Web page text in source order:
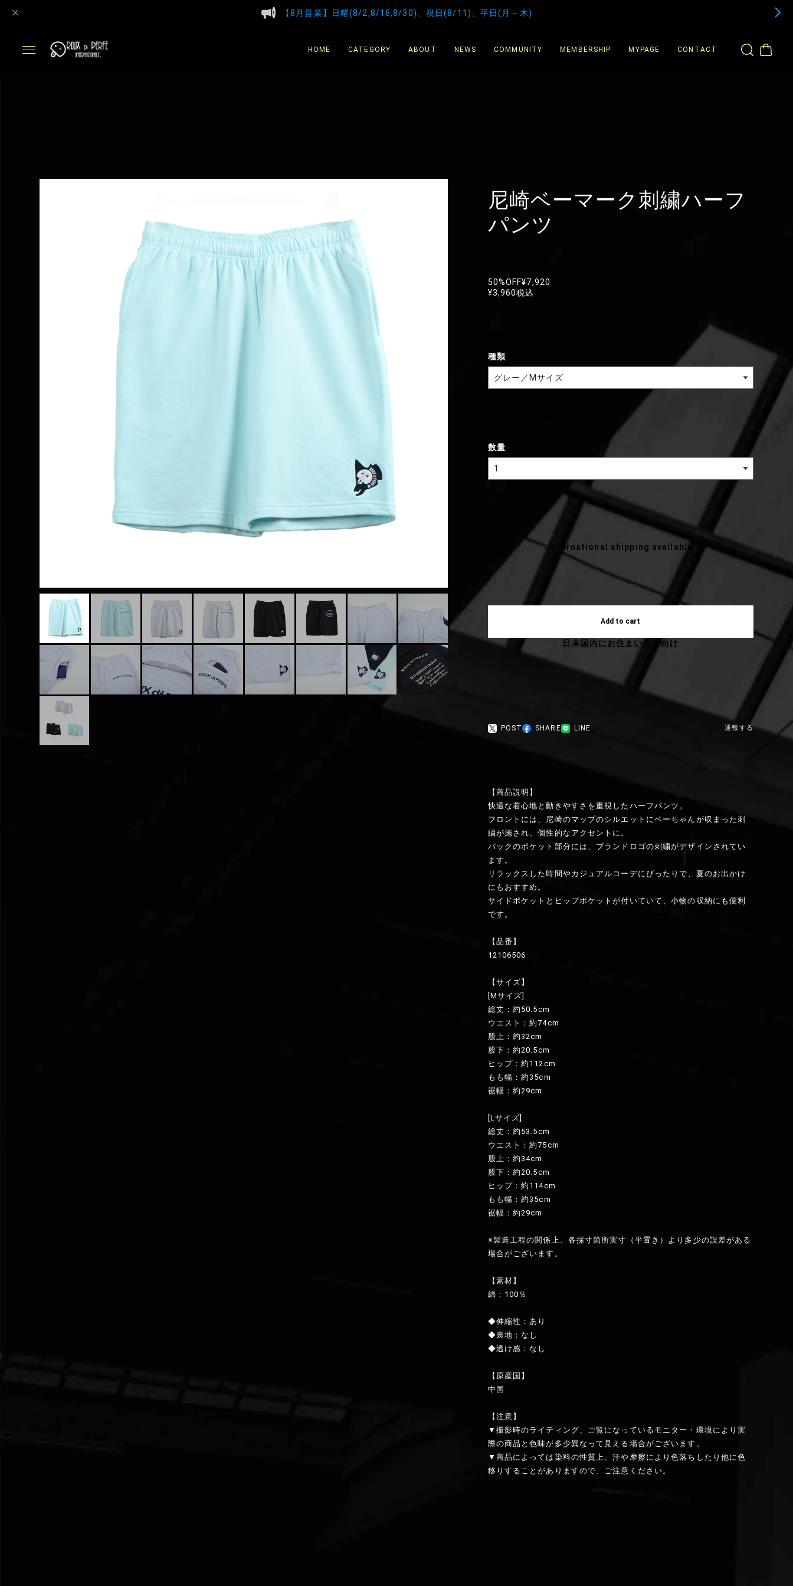
【8月営業】日曜(8/2,8/16,8/30)、祝日(8/11)、平日(月～木)
HOME CATEGORY ABOUT NEWS COMMUNITY MEMBERSHIP MYPAGE CONTACT
尼崎ベーマーク刺繍ハーフ
パンツ
50%OFF¥7,920
¥3,960税込
種類
数量
International shipping available
Add to cart
日本国内にお住まいの方向け
POST SHARE LINE 通報する
【商品説明】
快適な着心地と動きやすさを重視したハーフパンツ。
フロントには、尼崎のマップのシルエットにベーちゃんが収まった刺
繍が施され、個性的なアクセントに。
バックのポケット部分には、ブランドロゴの刺繍がデザインされてい
ます。
リラックスした時間やカジュアルコーデにぴったりで、夏のお出かけ
にもおすすめ。
サイドポケットとヒップポケットが付いていて、小物の収納にも便利
です。
【品番】
12106506
【サイズ】
[Mサイズ]
総丈：約50.5cm
ウエスト：約74cm
股上：約32cm
股下：約20.5cm
ヒップ：約112cm
もも幅：約35cm
裾幅：約29cm
[Lサイズ]
総丈：約53.5cm
ウエスト：約75cm
股上：約34cm
股下：約20.5cm
ヒップ：約114cm
もも幅：約35cm
裾幅：約29cm
※製造工程の関係上、各採寸箇所実寸（平置き）より多少の誤差がある
場合がございます。
【素材】
綿：100％
◆伸縮性：あり
◆裏地：なし
◆透け感：なし
【原産国】
中国
【注意】
▼撮影時のライティング、ご覧になっているモニター・環境により実
際の商品と色味が多少異なって見える場合がございます。
▼商品によっては染料の性質上、汗や摩擦により色落ちしたり他に色
移りすることがありますので、ご注意ください。